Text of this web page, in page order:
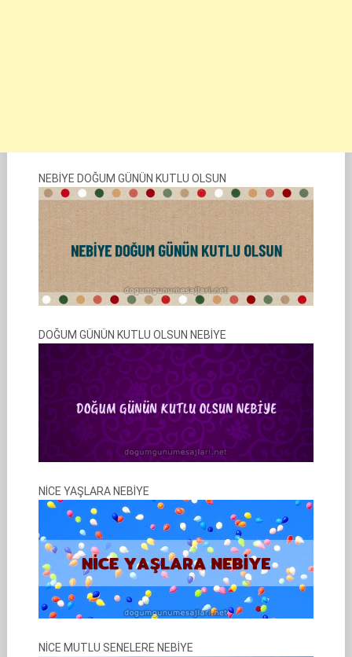
NEBİYE DOĞUM GÜNÜN KUTLU OLSUN
DOĞUM GÜNÜN KUTLU OLSUN NEBİYE
NİCE YAŞLARA NEBİYE
NİCE MUTLU SENELERE NEBİYE